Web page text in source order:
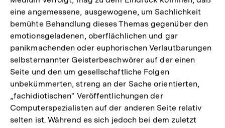
eine angemessene, ausgewogene, um Sachlichkeit
bemühte Behandlung dieses Themas gegenüber den
emotionsgeladenen, oberflächlichen und gar
panikmachenden oder euphorischen Verlautbarungen
selbsternannter Geisterbeschwörer auf der einen
Seite und den um gesellschaftliche Folgen
unbekümmerten, streng an der Sache orientierten,
„fachidiotischen" Veröffentlichungen der
Computerspezialisten auf der anderen Seite relativ
selten ist. Während es sich jedoch bei dem zuletzt